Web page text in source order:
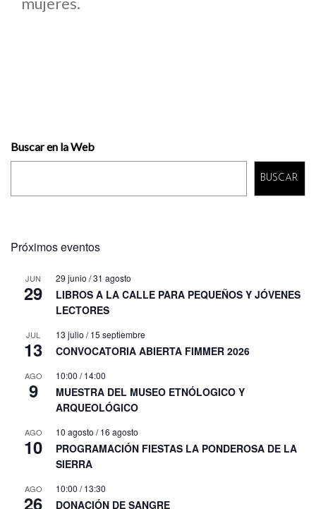
Buscar en la Web
BUSCAR
Próximos eventos
JUN
29
29 junio /31 agosto
LIBROS A LA CALLE PARA PEQUEÑOS Y JÓVENES
LECTORES
JUL
13
13 julio /15 septiembre
CONVOCATORIA ABIERTA FIMMER 2026
AGO
9
10:00 /14:00
MUESTRA DEL MUSEO ETNÓLOGICO Y
ARQUEOLÓGICO
AGO
10
10 agosto /16 agosto
PROGRAMACIÓN FIESTAS LA PONDEROSA DE LA
SIERRA
AGO
26
10:00 /13:30
DONACIÓN DE SANGRE